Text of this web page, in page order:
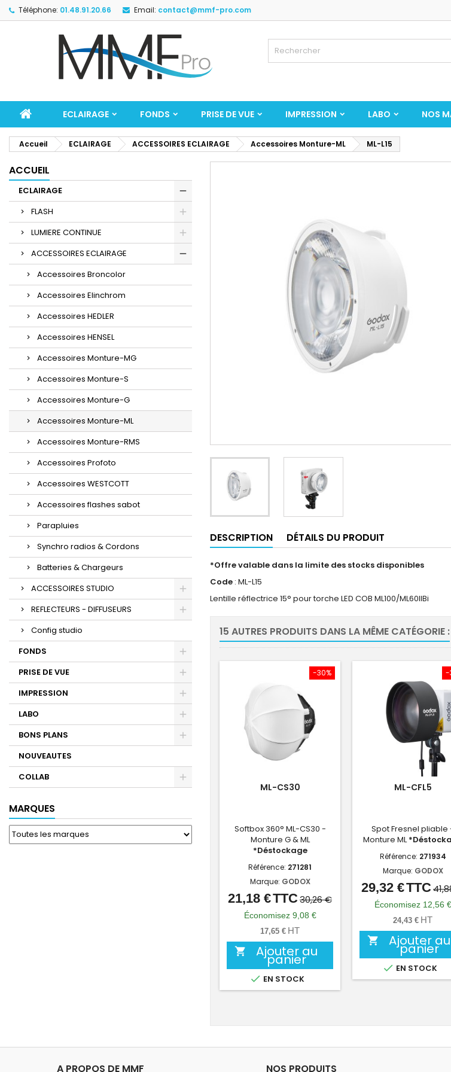
Téléphone: 01.48.91.20.66 Email: contact@mmf-pro.com
ECLAIRAGE FONDS PRISE DE VUE IMPRESSION LABO NOS
Accueil ECLAIRAGE ACCESSOIRES ECLAIRAGE Accessoires Monture-ML ML-L15
ACCUEIL
ECLAIRAGE
FLASH
LUMIERE CONTINUE
ACCESSOIRES ECLAIRAGE
Accessoires Broncolor
Accessoires Elinchrom
Accessoires HEDLER
Accessoires HENSEL
Accessoires Monture-MG
Accessoires Monture-S
Accessoires Monture-G
Accessoires Monture-ML
Accessoires Monture-RMS
Accessoires Profoto
Accessoires WESTCOTT
Accessoires flashes sabot
Parapluies
Synchro radios & Cordons
Batteries & Chargeurs
ACCESSOIRES STUDIO
REFLECTEURS - DIFFUSEURS
Config studio
FONDS
PRISE DE VUE
IMPRESSION
LABO
BONS PLANS
NOUVEAUTES
COLLAB
MARQUES
DESCRIPTION DÉTAILS DU PRODUIT
*Offre valable dans la limite des stocks disponibles
Code : ML-L15
Lentille réflectrice 15° pour torche LED COB ML100/ML60IIBi
15 AUTRES PRODUITS DANS LA MÊME CATÉGORIE :
-30%
ML-CS30
Softbox 360° ML-CS30 -
Monture G & ML
*Déstockage
Référence: 271281
Marque: GODOX
Prix
Prix
de
base
21,18 €TTC30,26 €
Économisez 9,08 €
17,65 € HT
 Ajouter au
panier
 EN STOCK
-
ML-CFL5
Spot Fresnel pliable
Monture ML
Référence: 271934
Marque: GODOX
Prix
Prix
de
base
29,32 €TTC
Économisez 12,56 €
24,43 € HT
 Ajouter au
panier
 EN STOCK
A PROPOS DE MMF NOS PRODUITS